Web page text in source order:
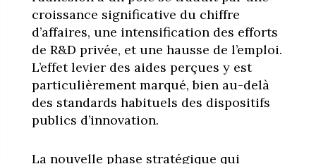
croissance significative du chiffre
d’affaires, une intensification des efforts
de R&D privée, et une hausse de l’emploi.
L’effet levier des aides perçues y est
particulièrement marqué, bien au-delà
des standards habituels des dispositifs
publics d’innovation.
La nouvelle phase stratégique qui